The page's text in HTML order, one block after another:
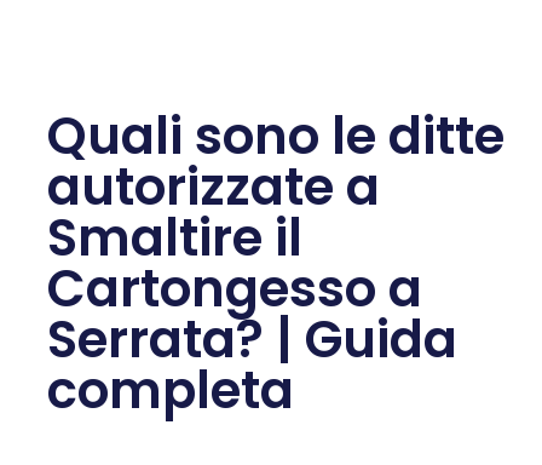
Quali sono le ditte
autorizzate a
Smaltire il
Cartongesso a
Serrata? | Guida
completa